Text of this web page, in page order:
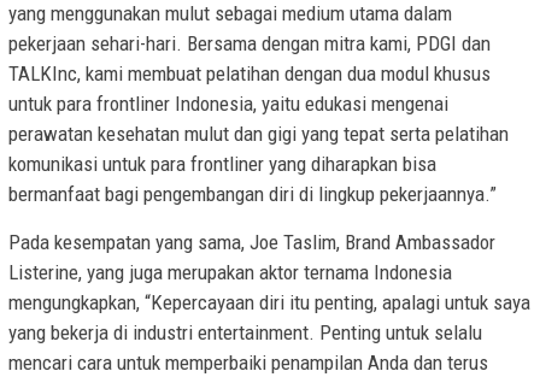
yang menggunakan mulut sebagai medium utama dalam
pekerjaan sehari-hari. Bersama dengan mitra kami, PDGI dan
TALKInc, kami membuat pelatihan dengan dua modul khusus
untuk para frontliner Indonesia, yaitu edukasi mengenai
perawatan kesehatan mulut dan gigi yang tepat serta pelatihan
komunikasi untuk para frontliner yang diharapkan bisa
bermanfaat bagi pengembangan diri di lingkup pekerjaannya.”
Pada kesempatan yang sama, Joe Taslim, Brand Ambassador
Listerine, yang juga merupakan aktor ternama Indonesia
mengungkapkan, “Kepercayaan diri itu penting, apalagi untuk saya
yang bekerja di industri entertainment. Penting untuk selalu
mencari cara untuk memperbaiki penampilan Anda dan terus